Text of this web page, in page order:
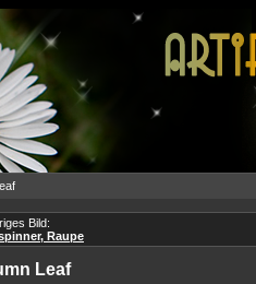
Bild:
Raupe
Leaf